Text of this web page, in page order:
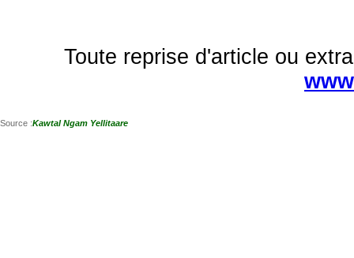
Toute reprise d'article ou
Source :Kawtal Ngam Yellitaare